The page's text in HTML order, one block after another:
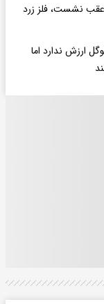
دلار عقب نشست، فلز زرد
ارزش ندارد اما